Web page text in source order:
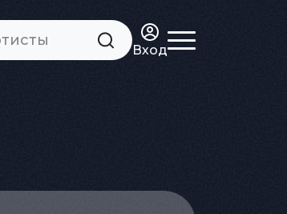
Вход